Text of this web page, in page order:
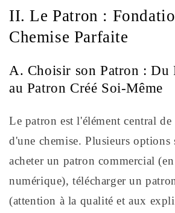
II. Le Patron :
Chemise Parfaite
A. Choisir son Patron : Du
au Patron Créé Soi-Même
Le patron est l'élément central
d'une chemise. Plusieurs
acheter un patron commercial
numérique), télécharger un
(attention à la qualité et aux